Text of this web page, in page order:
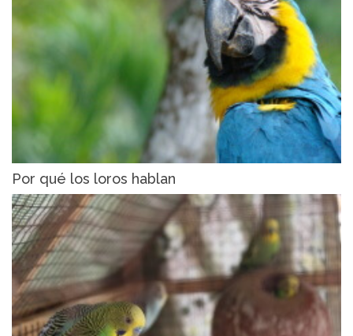
Por qué los loros hablan